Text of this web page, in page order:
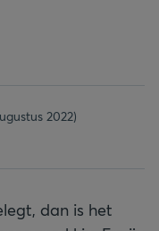
2022)
dan is het